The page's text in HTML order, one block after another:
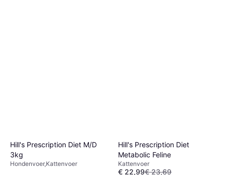
Hill's Prescription Diet M/D
3kg
Hondenvoer,Kattenvoer
Hill's Prescription Diet
Metabolic Feline
Kattenvoer
€ 22,99€ 23,69